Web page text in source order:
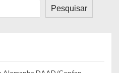
Pesquisar